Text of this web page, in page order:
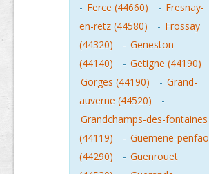
- Ferce (44660) - Fresnay-
en-retz (44580)
- Frossay
(44320)
- Geneston
(44140)
- Getigne (44190)
Gorges (44190)
- Grand-
auverne (44520)
-
Grandchamps-des-fontaines
(44119)
- Guemene-penfao
(44290)
- Guenrouet